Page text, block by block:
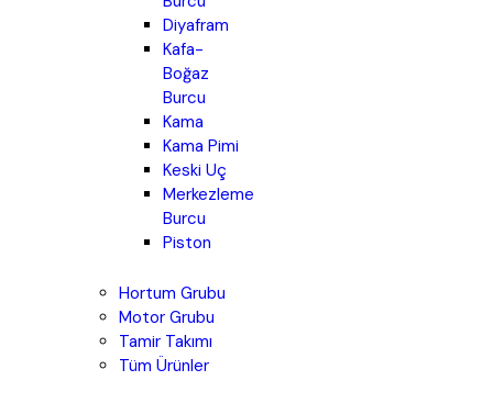
Diyafram
Kafa-
Boğaz
Burcu
Kama
Kama Pimi
Keski Uç
Merkezleme
Burcu
Piston
Hortum Grubu
Motor Grubu
Tamir Takımı
Tüm Ürünler